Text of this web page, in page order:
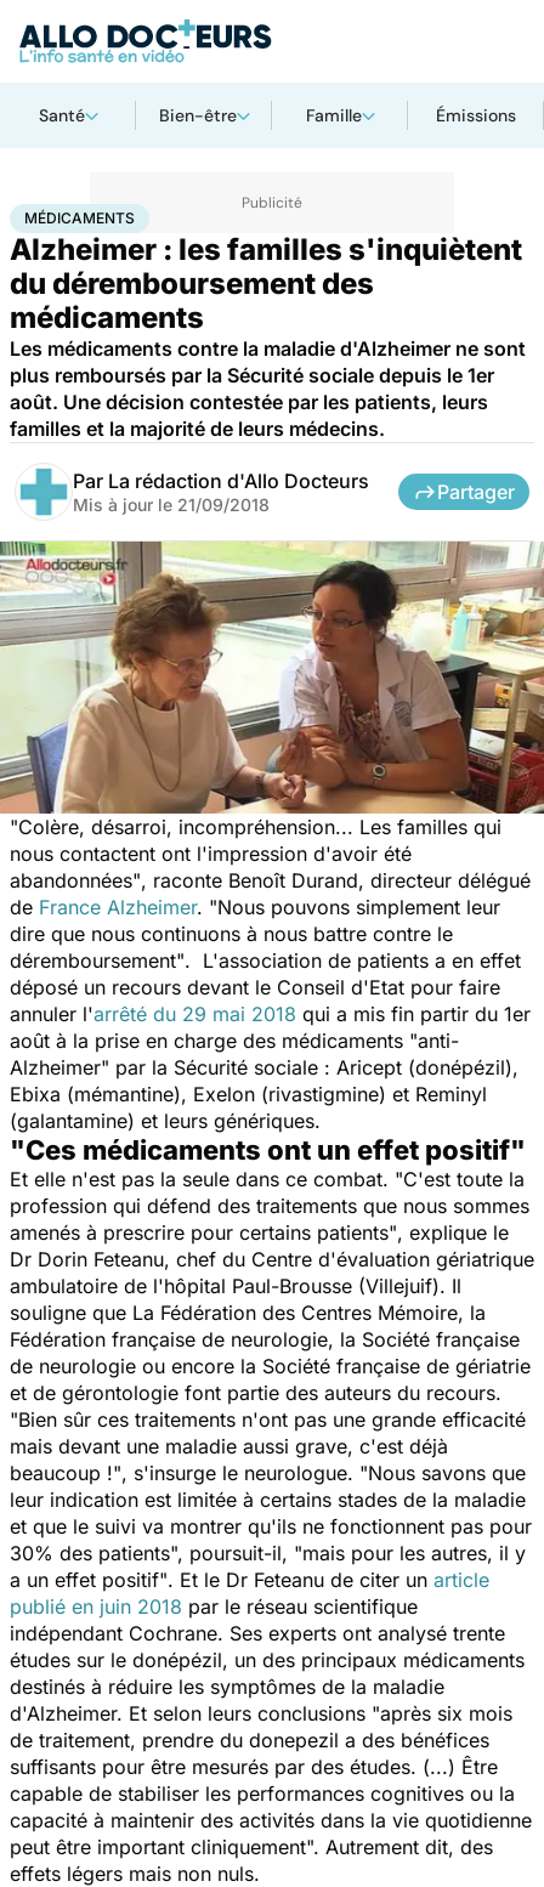
Santé Bien-être Famille Émissions
AccueilSantéMédicaments Médicaments
MÉDICAMENTS
Alzheimer : les familles s'inquiètent
du déremboursement des
médicaments
Les médicaments contre la maladie d'Alzheimer ne sont
plus remboursés par la Sécurité sociale depuis le 1er
août. Une décision contestée par les patients, leurs
familles et la majorité de leurs médecins.
Par La rédaction d'Allo Docteurs
Mis à jour le 21/09/2018
Partager
"Colère, désarroi, incompréhension... Les familles qui
nous contactent ont l'impression d'avoir été
abandonnées", raconte Benoît Durand, directeur délégué
de France Alzheimer. "Nous pouvons simplement leur
dire que nous continuons à nous battre contre le
déremboursement". L'association de patients a en effet
déposé un recours devant le Conseil d'Etat pour faire
annuler l'arrêté du 29 mai 2018 qui a mis fin partir du 1er
août à la prise en charge des médicaments "anti-
Alzheimer" par la Sécurité sociale : Aricept (donépézil),
Ebixa (mémantine), Exelon (rivastigmine) et Reminyl
(galantamine) et leurs génériques.
"Ces médicaments ont un effet positif"
Et elle n'est pas la seule dans ce combat. "C'est toute la
profession qui défend des traitements que nous sommes
amenés à prescrire pour certains patients", explique le
Dr Dorin Feteanu, chef du Centre d'évaluation gériatrique
ambulatoire de l'hôpital Paul-Brousse (Villejuif). Il
souligne que La Fédération des Centres Mémoire, la
Fédération française de neurologie, la Société française
de neurologie ou encore la Société française de gériatrie
et de gérontologie font partie des auteurs du recours.
"Bien sûr ces traitements n'ont pas une grande efficacité
mais devant une maladie aussi grave, c'est déjà
beaucoup !", s'insurge le neurologue. "Nous savons que
leur indication est limitée à certains stades de la maladie
et que le suivi va montrer qu'ils ne fonctionnent pas pour
30% des patients", poursuit-il, "mais pour les autres, il y
a un effet positif". Et le Dr Feteanu de citer un article
publié en juin 2018 par le réseau scientifique
indépendant Cochrane. Ses experts ont analysé trente
études sur le donépézil, un des principaux médicaments
destinés à réduire les symptômes de la maladie
d'Alzheimer. Et selon leurs conclusions "après six mois
de traitement, prendre du donepezil a des bénéfices
suffisants pour être mesurés par des études. (...) Être
capable de stabiliser les performances cognitives ou la
capacité à maintenir des activités dans la vie quotidienne
peut être important cliniquement". Autrement dit, des
effets légers mais non nuls.